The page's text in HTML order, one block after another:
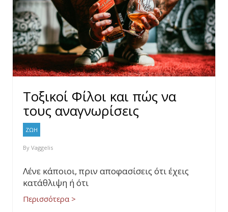
Τοξικοί Φίλοι και πώς να
τους αναγνωρίσεις
ΖΩΗ
By Vaggelis
Λένε κάποιοι, πριν αποφασίσεις ότι έχεις
κατάθλιψη ή ότι
Περισσότερα >